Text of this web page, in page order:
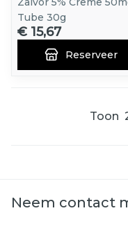
Tube 30g
€ 15,67
Reserveer
Toon
Neem contact